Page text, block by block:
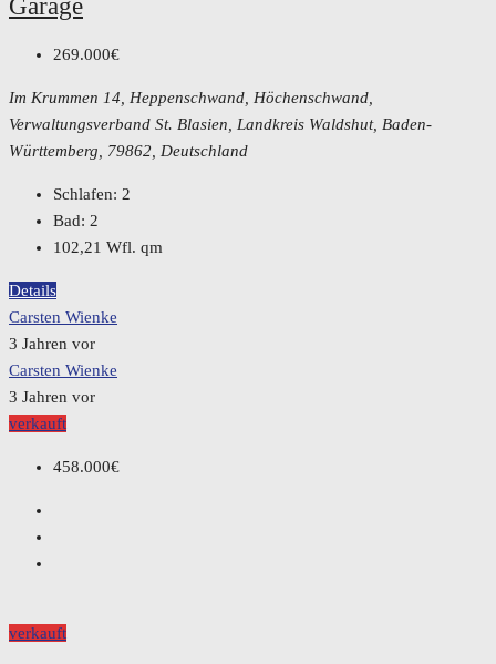
Garage
269.000€
Im Krummen 14, Heppenschwand, Höchenschwand,
Verwaltungsverband St. Blasien, Landkreis Waldshut, Baden-
Württemberg, 79862, Deutschland
Schlafen: 2
Bad: 2
102,21 Wfl. qm
Details
Carsten Wienke
3 Jahren vor
Carsten Wienke
3 Jahren vor
verkauft
458.000€
verkauft